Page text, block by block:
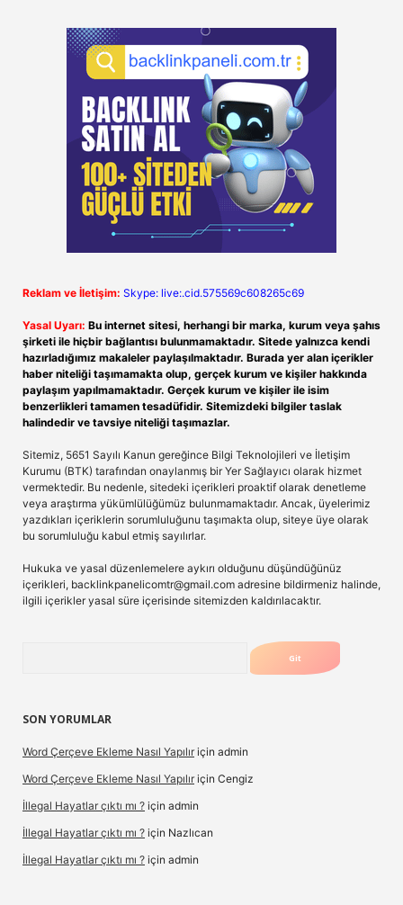
Reklam ve İletişim: Skype: live:.cid.575569c608265c69
Yasal Uyarı: Bu internet sitesi, herhangi bir marka, kurum veya şahıs
şirketi ile hiçbir bağlantısı bulunmamaktadır. Sitede yalnızca kendi
hazırladığımız makaleler paylaşılmaktadır. Burada yer alan içerikler
haber niteliği taşımamakta olup, gerçek kurum ve kişiler hakkında
paylaşım yapılmamaktadır. Gerçek kurum ve kişiler ile isim
benzerlikleri tamamen tesadüfidir. Sitemizdeki bilgiler taslak
halindedir ve tavsiye niteliği taşımazlar.
Sitemiz, 5651 Sayılı Kanun gereğince Bilgi Teknolojileri ve İletişim
Kurumu (BTK) tarafından onaylanmış bir Yer Sağlayıcı olarak hizmet
vermektedir. Bu nedenle, sitedeki içerikleri proaktif olarak denetleme
veya araştırma yükümlülüğümüz bulunmamaktadır. Ancak, üyelerimiz
yazdıkları içeriklerin sorumluluğunu taşımakta olup, siteye üye olarak
bu sorumluluğu kabul etmiş sayılırlar.
Hukuka ve yasal düzenlemelere aykırı olduğunu düşündüğünüz
içerikleri, backlinkpanelicomtr@gmail.com adresine bildirmeniz halinde,
ilgili içerikler yasal süre içerisinde sitemizden kaldırılacaktır.
SON YORUMLAR
Word Çerçeve Ekleme Nasıl Yapılır için admin
Word Çerçeve Ekleme Nasıl Yapılır için Cengiz
İllegal Hayatlar çıktı mı ? için admin
İllegal Hayatlar çıktı mı ? için Nazlıcan
İllegal Hayatlar çıktı mı ? için admin